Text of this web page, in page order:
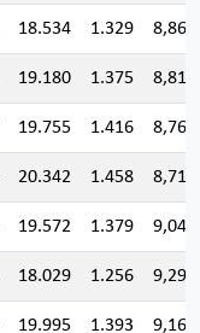
18.534 1.329 8,860
19.180 1.375 8,811
19.755 1.416 8,766
20.342 1.458 8,718
19.572 1.379 9,042
18.029 1.256 9,292
19.995 1.393 9,166